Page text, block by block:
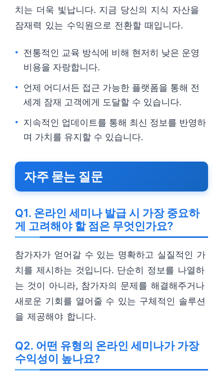
치는 더욱 빛납니다. 지금 당신의 지식 자산을
잠재력 있는 수익원으로 전환할 때입니다.
전통적인 교육 방식에 비해 현저히 낮은 운영
비용을 자랑합니다.
언제 어디서든 접근 가능한 플랫폼을 통해 전
세계 잠재 고객에게 도달할 수 있습니다.
지속적인 업데이트를 통해 최신 정보를 반영하
며 가치를 유지할 수 있습니다.
자주 묻는 질문
Q1. 온라인 세미나 발급 시 가장 중요하
게 고려해야 할 점은 무엇인가요?
참가자가 얻어갈 수 있는 명확하고 실질적인 가
치를 제시하는 것입니다. 단순히 정보를 나열하
는 것이 아니라, 참가자의 문제를 해결해주거나
새로운 기회를 열어줄 수 있는 구체적인 솔루션
을 제공해야 합니다.
Q2. 어떤 유형의 온라인 세미나가 가장
수익성이 높나요?